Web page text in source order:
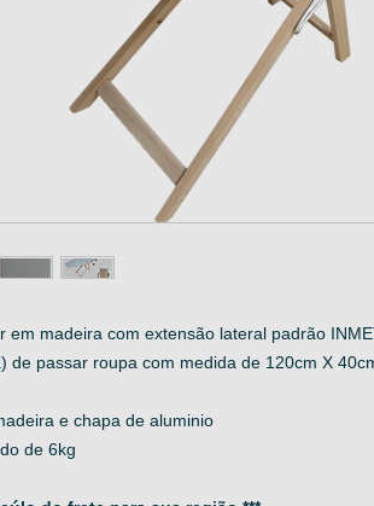
em madeira com extensão lateral padrão
de passar roupa com medida de 120cm X
e chapa de aluminio
de 6kg